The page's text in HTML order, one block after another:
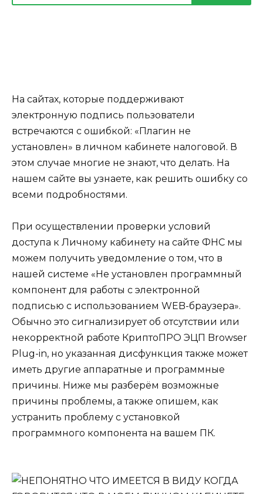
На сайтах, которые поддерживают
электронную подпись пользователи
встречаются с ошибкой: «Плагин не
установлен» в личном кабинете налоговой. В
этом случае многие не знают, что делать. На
нашем сайте вы узнаете, как решить ошибку со
всеми подробностями.
При осуществлении проверки условий
доступа к Личному кабинету на сайте ФНС мы
можем получить уведомление о том, что в
нашей системе «Не установлен программный
компонент для работы с электронной
подписью с использованием WEB-браузера».
Обычно это сигнализирует об отсутствии или
некорректной работе КриптоПРО ЭЦП Browser
Plug-in, но указанная дисфункция также может
иметь другие аппаратные и программные
причины. Ниже мы разберём возможные
причины проблемы, а также опишем, как
устранить проблему с установкой
программного компонента на вашем ПК.